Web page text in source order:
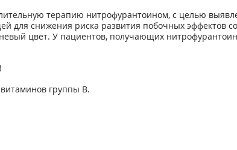
терапию нитрофурантоином, с целью
для снижения риска развития побочных эффектов
цвет. У пациентов, получающих
группы В.